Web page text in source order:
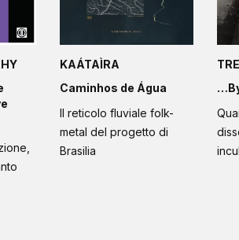
KAÁTAÌRA
Caminhos de Água
Il reticolo fluviale folk-
metal del progetto di
Brasilia